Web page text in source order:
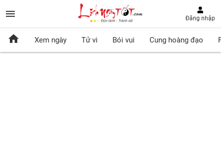
Đăng nhập
Xem ngày Tử vi Bói vui Cung hoàng đạo